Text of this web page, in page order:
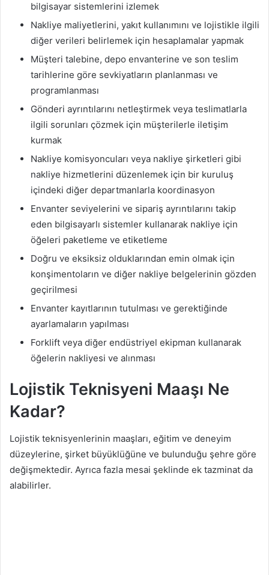
bilgisayar sistemlerini izlemek
Nakliye maliyetlerini, yakıt kullanımını ve lojistikle ilgili
diğer verileri belirlemek için hesaplamalar yapmak
Müşteri talebine, depo envanterine ve son teslim
tarihlerine göre sevkiyatların planlanması ve
programlanması
Gönderi ayrıntılarını netleştirmek veya teslimatlarla
ilgili sorunları çözmek için müşterilerle iletişim
kurmak
Nakliye komisyoncuları veya nakliye şirketleri gibi
nakliye hizmetlerini düzenlemek için bir kuruluş
içindeki diğer departmanlarla koordinasyon
Envanter seviyelerini ve sipariş ayrıntılarını takip
eden bilgisayarlı sistemler kullanarak nakliye için
öğeleri paketleme ve etiketleme
Doğru ve eksiksiz olduklarından emin olmak için
konşimentoların ve diğer nakliye belgelerinin gözden
geçirilmesi
Envanter kayıtlarının tutulması ve gerektiğinde
ayarlamaların yapılması
Forklift veya diğer endüstriyel ekipman kullanarak
öğelerin nakliyesi ve alınması
Lojistik Teknisyeni Maaşı Ne
Kadar?
Lojistik teknisyenlerinin maaşları, eğitim ve deneyim
düzeylerine, şirket büyüklüğüne ve bulunduğu şehre göre
değişmektedir. Ayrıca fazla mesai şeklinde ek tazminat da
alabilirler.